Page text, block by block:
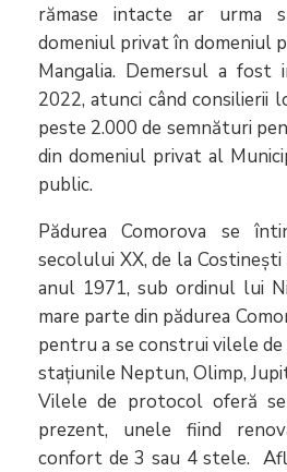
rămase intacte ar urma
domeniul privat în domeniul
Mangalia. Demersul a fost
2022, atunci când consilierii
peste 2.000 de semnături
din domeniul privat al
public.
Pădurea Comorova se
secolului XX, de la Costinești
anul 1971, sub ordinul lui
mare parte din pădurea
pentru a se construi vilele
stațiunile Neptun, Olimp,
Vilele de protocol oferă
prezent, unele fiind
confort de 3 sau 4 stele.